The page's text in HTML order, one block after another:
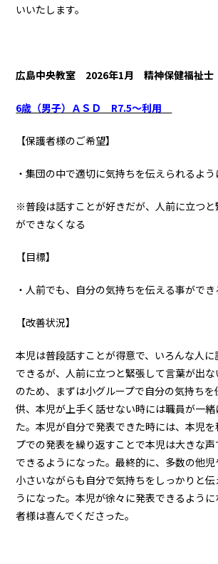
いいたします。
広島中央教室 2026年1月 精神保健福祉士
6歳（男子）ＡＳＤ R7.5～利用
【保護者様のご希望】
・集団の中で適切に気持ちを伝えられるよ
※普段は話すことが好きだが、人前に立つと
ができなくなる
【目標】
・人前でも、自分の気持ちを伝える事ができ
【改善状況】
本児は普段話すことが得意で、いろんな人
できるが、人前に立つと緊張して言葉が出
のため、まずは小グループで自分の気持ち
供、本児が上手く話せない時には職員が一
た。本児が自分で発表できた時には、本児
プでの発表を繰り返すことで本児は大きな
できるようになった。最終的に、多数の他
小さいながらも自分で気持ちをしっかりと
うになった。本児が徐々に発表できるよう
者様は喜んでくださった。